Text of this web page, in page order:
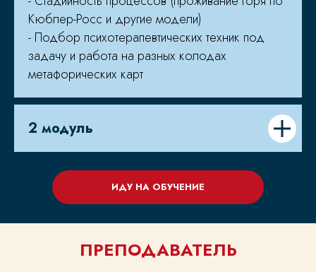
Кюблер-Росс и другие модели)
- Подбор психотерапевтических техник под
задачу и работа на разных колодах
метафорических карт
2 модуль
ИДУ НА ОБУЧЕНИЕ
ПРЕПОДАВАТЕЛЬ
(16000₽ПРИ ПОКУПКЕ
ОДНОГО МОДУЛЯ)
СТОИМОСТЬ КУРСА
СТОИМОСТЬ
И ОБУЧЕНИЕ
1 МОДУЛЬ - 25.04.